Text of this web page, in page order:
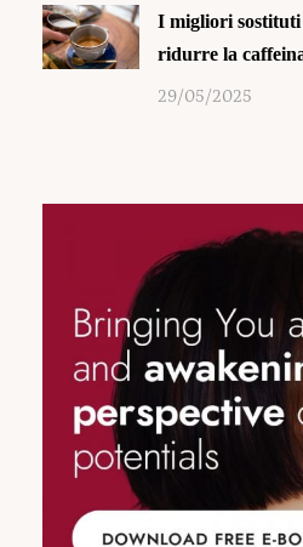
I migliori sostituti
ridurre la
29/05/2025